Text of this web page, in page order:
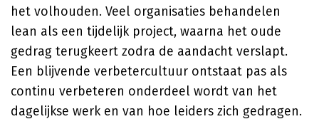
het volhouden. Veel organisaties behandelen
lean als een tijdelijk project, waarna het oude
gedrag terugkeert zodra de aandacht verslapt.
Een blijvende verbetercultuur ontstaat pas als
continu verbeteren onderdeel wordt van het
dagelijkse werk en van hoe leiders zich gedragen.